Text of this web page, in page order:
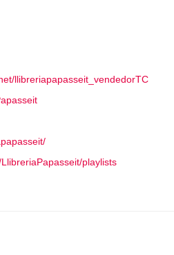
llibreriapapasseit_vendedorTC
playlists